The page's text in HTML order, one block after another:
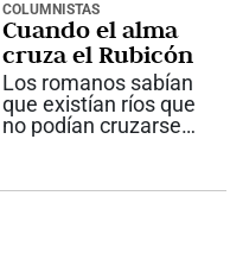
COLUMNISTAS
Cuando el alma
cruza el Rubicón
Los romanos sabían
que existían ríos que
no podían cruzarse
pareciera una historia